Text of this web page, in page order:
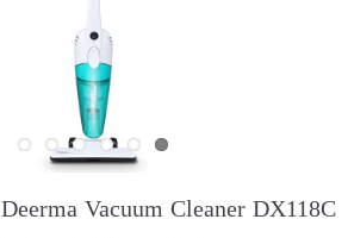
Deerma Vacuum Cleaner DX118C